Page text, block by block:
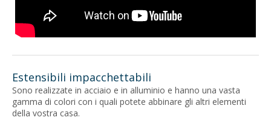
Estensibili impacchettabili
Sono realizzate in acciaio e in alluminio e hanno una vasta
gamma di colori con i quali potete abbinare gli altri elementi
della vostra casa.